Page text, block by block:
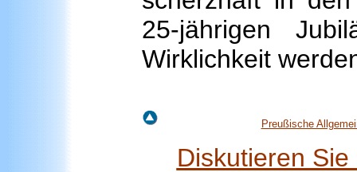
25-jährigen
Wirklichkeit
Preußische
Diskutieren